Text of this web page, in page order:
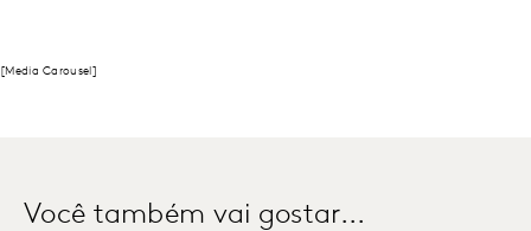
[Media Carousel]
Você também vai gostar...